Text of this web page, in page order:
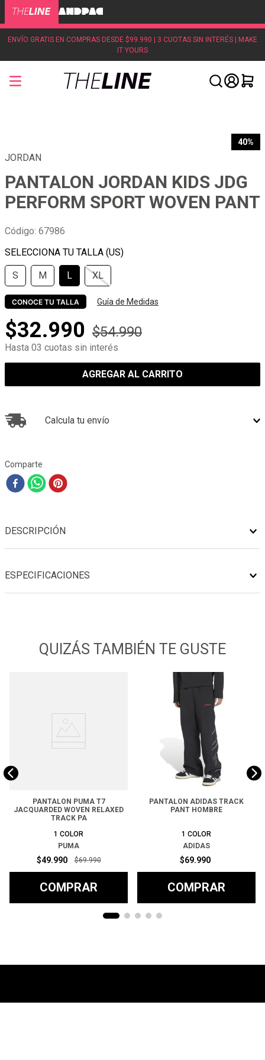
ENVÍO GRATIS EN COMPRAS DESDE $99.990 | 3 CUOTAS SIN INTERÉS | MAKE
IT YOURS
40%
JORDAN
PANTALON JORDAN KIDS JDG
PERFORM SPORT WOVEN PANT
Código: 67986
S M L XL
CONOCE TU TALLA Guía de Medidas
$32.990 $54.990
Hasta 03 cuotas sin interés
AGREGAR AL CARRITO
Calcula tu envío
Comparte
DESCRIPCIÓN
ESPECIFICACIONES
QUIZÁS TAMBIÉN TE GUSTE
PANTALON PUMA T7
JACQUARDED WOVEN RELAXED
TRACK PA
1 COLOR
PUMA
$49.990 $69.990
COMPRAR
PANTALON ADIDAS TRACK
PANT HOMBRE
1 COLOR
ADIDAS
$69.990
COMPRAR